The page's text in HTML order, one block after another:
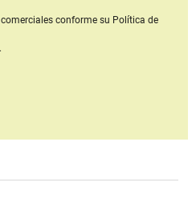
conforme su Política de